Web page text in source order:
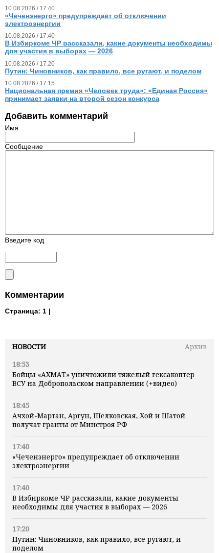
НОВОСТИ
Архив
18:53
Бойцы «АХМАТ» уничтожили тяжелый гексакоптер
ВСУ на Добропольском направлении (+видео)
18:45
Ачхой-Мартан, Аргун, Шелковская, Хой и Шатой
получат гранты от Минстроя РФ
17:40
«Чеченэнерго» предупреждает об отключении
электроэнергии
17:40
В Избиркоме ЧР рассказали, какие документы
необходимы для участия в выборах — 2026
17:20
Путин: Чиновников, как правило, все ругают, и
поделом
10.08.2026 / 17.40
«Чеченэнерго» предупреждает об отключении
электроэнергии
10.08.2026 / 17.40
В Избиркоме ЧР рассказали, какие документы необходимы
для участия в выборах — 2026
10.08.2026 / 17.20
Путин: Чиновников, как правило, все ругают, и поделом
10.08.2026 / 17.15
Национальная премия «Человек труда»: «Единая Россия»
принимает заявки на второй сезон конкурса
Добавить комментарий
Имя
Сообщение
Введите код
Комментарии
Страница: 1 |